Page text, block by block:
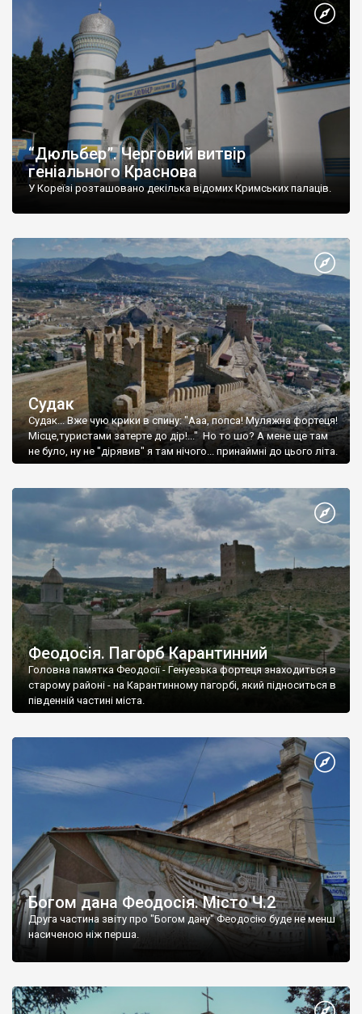
“Дюльбер”. Черговий витвір
геніального Краснова
У Кореїзі розташовано декілька відомих Кримських палаців.
Судак
Судак... Вже чую крики в спину: "Ааа, попса! Муляжна фортеця!
Місце,туристами затерте до дір!..." Но то шо? А мене ще там
не було, ну не "дірявив" я там нічого... принаймні до цього літа.
Феодосія. Пагорб Карантинний
Головна памятка Феодосії - Генуезька фортеця знаходиться в
старому районі - на Карантинному пагорбі, який підноситься в
південній частині міста.
Богом дана Феодосія. Місто Ч.2
Друга частина звіту про "Богом дану" Феодосію буде не менш
насиченою ніж перша.